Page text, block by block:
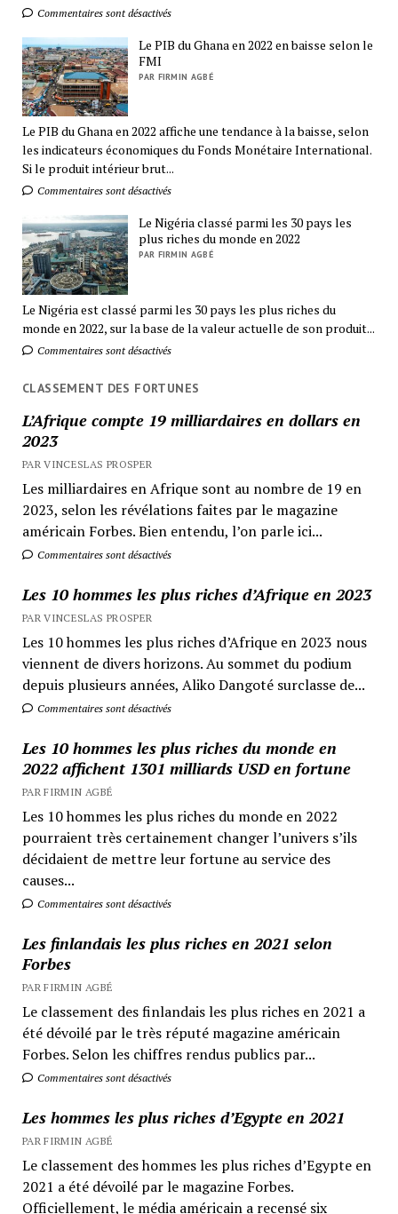
Commentaires sont désactivés
Le PIB du Ghana en 2022 en baisse selon le
FMI
PAR FIRMIN AGBÉ
Le PIB du Ghana en 2022 affiche une tendance à la baisse, selon
les indicateurs économiques du Fonds Monétaire International.
Si le produit intérieur brut...
Commentaires sont désactivés
Le Nigéria classé parmi les 30 pays les
plus riches du monde en 2022
PAR FIRMIN AGBÉ
Le Nigéria est classé parmi les 30 pays les plus riches du
monde en 2022, sur la base de la valeur actuelle de son produit...
Commentaires sont désactivés
CLASSEMENT DES FORTUNES
L’Afrique compte 19 milliardaires en dollars en
2023
PAR VINCESLAS PROSPER
Les milliardaires en Afrique sont au nombre de 19 en
2023, selon les révélations faites par le magazine
américain Forbes. Bien entendu, l’on parle ici...
Commentaires sont désactivés
Les 10 hommes les plus riches d’Afrique en 2023
PAR VINCESLAS PROSPER
Les 10 hommes les plus riches d’Afrique en 2023 nous
viennent de divers horizons. Au sommet du podium
depuis plusieurs années, Aliko Dangoté surclasse de...
Commentaires sont désactivés
Les 10 hommes les plus riches du monde en
2022 affichent 1301 milliards USD en fortune
PAR FIRMIN AGBÉ
Les 10 hommes les plus riches du monde en 2022
pourraient très certainement changer l’univers s’ils
décidaient de mettre leur fortune au service des
causes...
Commentaires sont désactivés
Les finlandais les plus riches en 2021 selon
Forbes
PAR FIRMIN AGBÉ
Le classement des finlandais les plus riches en 2021 a
été dévoilé par le très réputé magazine américain
Forbes. Selon les chiffres rendus publics par...
Commentaires sont désactivés
Les hommes les plus riches d’Egypte en 2021
PAR FIRMIN AGBÉ
Le classement des hommes les plus riches d’Egypte en
2021 a été dévoilé par le magazine Forbes.
Officiellement, le média américain a recensé six